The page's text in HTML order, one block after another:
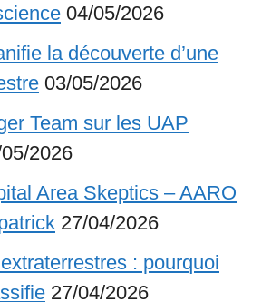
04/05/2026
la découverte d’une
03/05/2026
Team sur les UAP
2026
Area Skeptics – AARO
27/04/2026
: pourquoi
27/04/2026